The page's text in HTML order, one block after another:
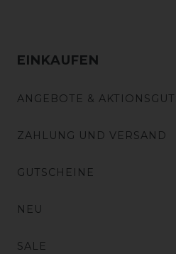
EINKAUFEN
ANGEBOTE &
ZAHLUNG UND VERSAND
GUTSCHEINE
NEU
SALE